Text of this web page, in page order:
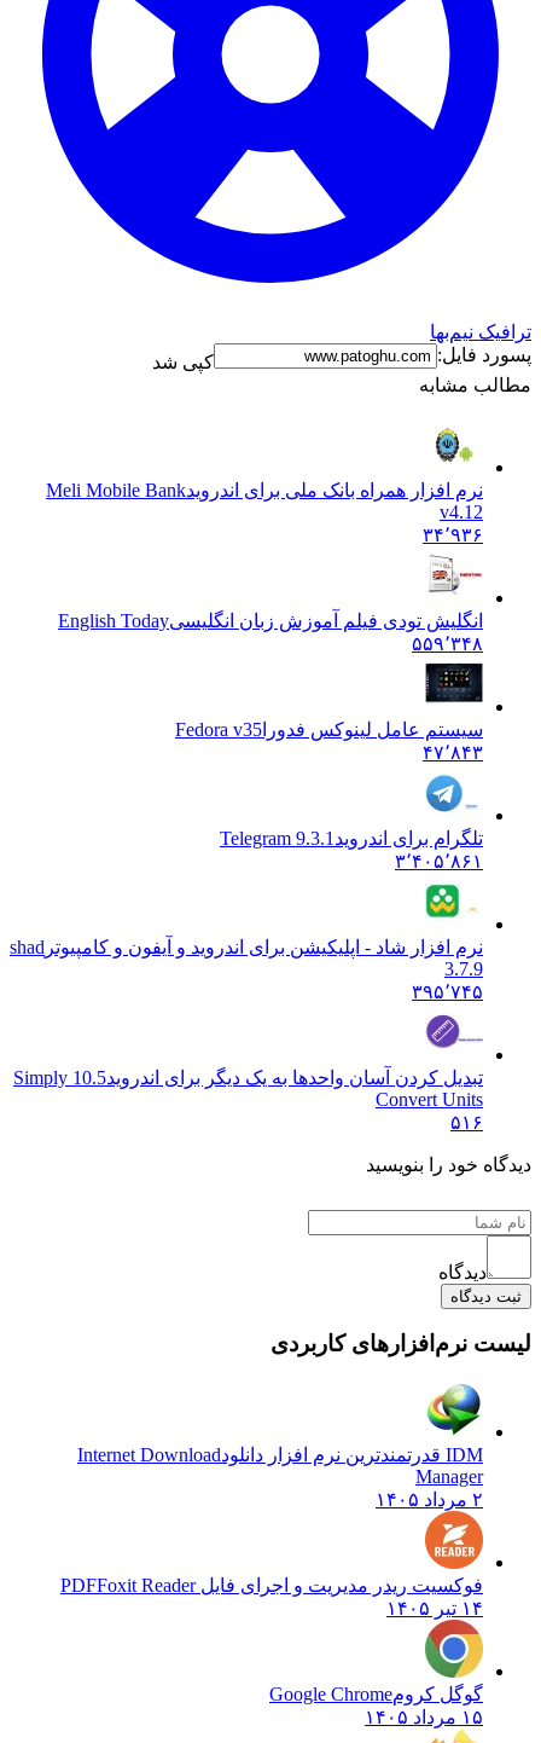
ترافیک نیم‌بها
پسورد فایل:
کپی شد
مطالب مشابه
نرم افزار همراه بانک ملی برای اندرویدMeli Mobile Bank
v4.12
۳۴٬۹۳۶
انگلیش تودی فیلم آموزش زبان انگليسیEnglish Today
۵۵۹٬۳۴۸
سیستم عامل لینوکس فدورا Fedora v35
۴۷٬۸۴۳
تلگرام برای اندروید Telegram 9.3.1
۳٬۴۰۵٬۸۶۱
نرم افزار شاد - اپلیکیشن برای اندروید و آیفون و کامپیوتر shad
3.7.9
۳۹۵٬۷۴۵
تبدیل کردن آسان واحدها به یک دیگر برای اندروید
10.5 Simply
Convert Units
۵۱۶
دیدگاه خود را بنویسید
دیدگاه
ثبت دیدگاه
لیست نرم‌افزارهای کاربردی
IDM قدرتمندترین نرم افزار دانلود
Internet Download
Manager
۲ مرداد ۱۴۰۵
فوکسیت ریدر مدیریت و اجرای فایل PDFFoxit Reader
۱۴ تیر ۱۴۰۵
گوگل کرومGoogle Chrome
۱۵ مرداد ۱۴۰۵